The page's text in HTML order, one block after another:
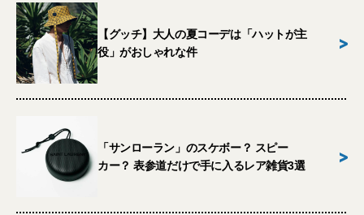
【グッチ】大人の夏コーデは「ハットが主
役」がおしゃれな件
>
「サンローラン」のスケボー？ スピー
カー？ 表参道だけで手に入るレア雑貨3選
>